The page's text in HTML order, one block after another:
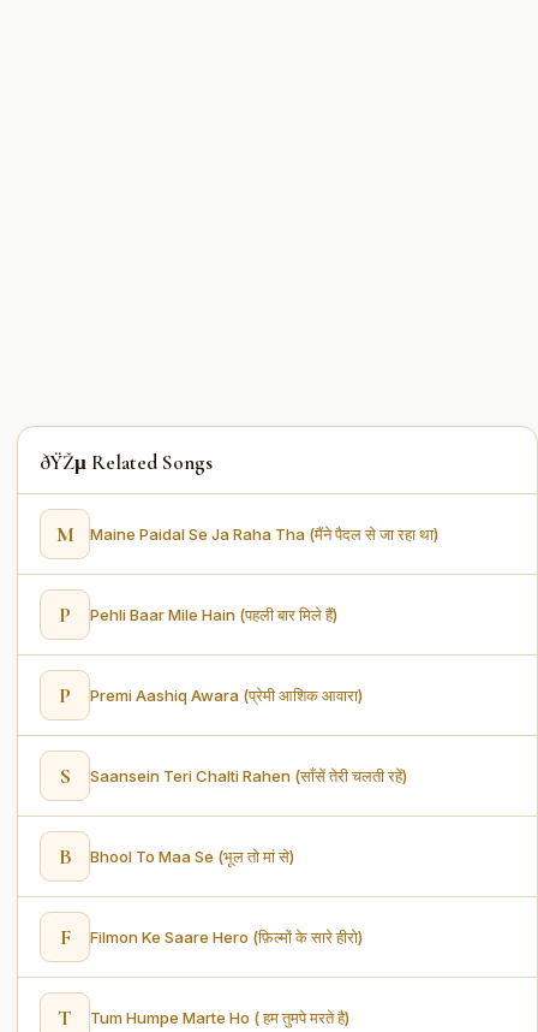
ðŸŽµ Related Songs
M Maine Paidal Se Ja Raha Tha (मैंने पैदल से जा रहा था)
P Pehli Baar Mile Hain (पहली बार मिले हैं)
P Premi Aashiq Awara (प्रेमी आशिक आवारा)
S Saansein Teri Chalti Rahen (साँसें तेरी चलती रहें)
B Bhool To Maa Se (भूल तो मां से)
F Filmon Ke Saare Hero (फ़िल्मों के सारे हीरो)
T Tum Humpe Marte Ho ( हम तुमपे मरते है)